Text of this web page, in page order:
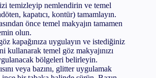
temizleyip nemlendirin ve temel
kapatıcı, kontür) tamamlayın.
önce temel makyajın tamamen
olun.
kapağınıza uygulayın ve istediğiniz
kullanarak temel göz makyajınızı
bölgeleri belirleyin.
veya bazını, glitter uygulamak